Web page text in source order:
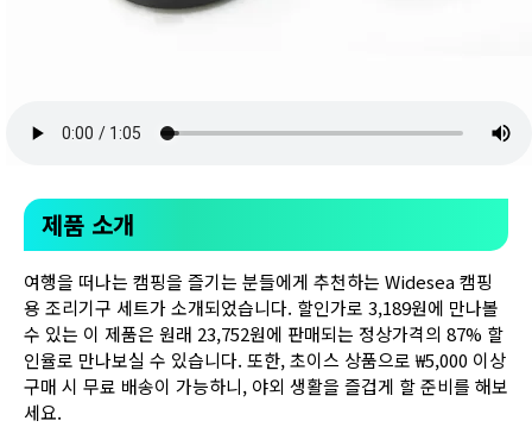
제품 소개
여행을 떠나는 캠핑을 즐기는 분들에게 추천하는 Widesea 캠핑
용 조리기구 세트가 소개되었습니다. 할인가로 3,189원에 만나볼
수 있는 이 제품은 원래 23,752원에 판매되는 정상가격의 87% 할
인율로 만나보실 수 있습니다. 또한, 초이스 상품으로 ₩5,000 이상
구매 시 무료 배송이 가능하니, 야외 생활을 즐겁게 할 준비를 해보
세요.